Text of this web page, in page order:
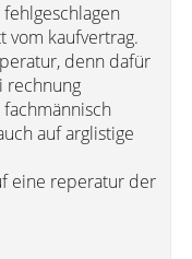
vom kaufvertrag.
denn dafür
rechnung
auf arglistige
eine reperatur der